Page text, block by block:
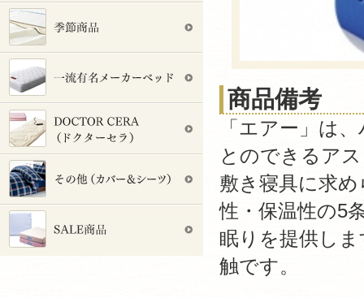
商品備考
「エアー」は
とのできるア
敷き寝具に求
性・保温性の5
眠りを提供し
触です。